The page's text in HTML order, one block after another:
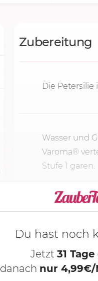
Zubereitung
Die
Wasser und
Varoma®
Stufe 1 garen.
Du hast noch
Jetzt 31
danach nur 4,99€/